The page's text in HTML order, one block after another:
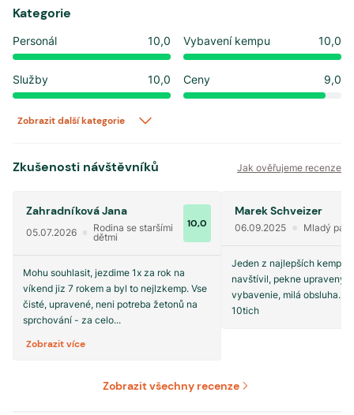
Kategorie
Personál 10,0 Vybavení kempu 10,0
Služby 10,0 Ceny 9,0
Zobrazit další kategorie
Zkušenosti návštěvníků Jak ověřujeme recenze
Zahradníková Jana
05.07.2026
Rodina se staršími
dětmi
10,0
Mohu souhlasit, jezdime 1x za rok na
víkend jiz 7 rokem a byl to nejlzkemp. Vse
čisté, upravené, neni potreba žetonů na
sprchování - za celo...
Zobrazit více
Marek Schveizer
06.09.2025 Mladý pár
Jeden z najlepších
navštívil, pekne upravený,
vybavenie, milá obsluha.
10tich
Zobrazit všechny recenze